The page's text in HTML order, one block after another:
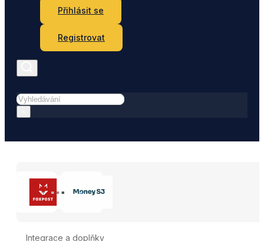
Přihlásit se
Registrovat
Hledat
Integrace a doplňky